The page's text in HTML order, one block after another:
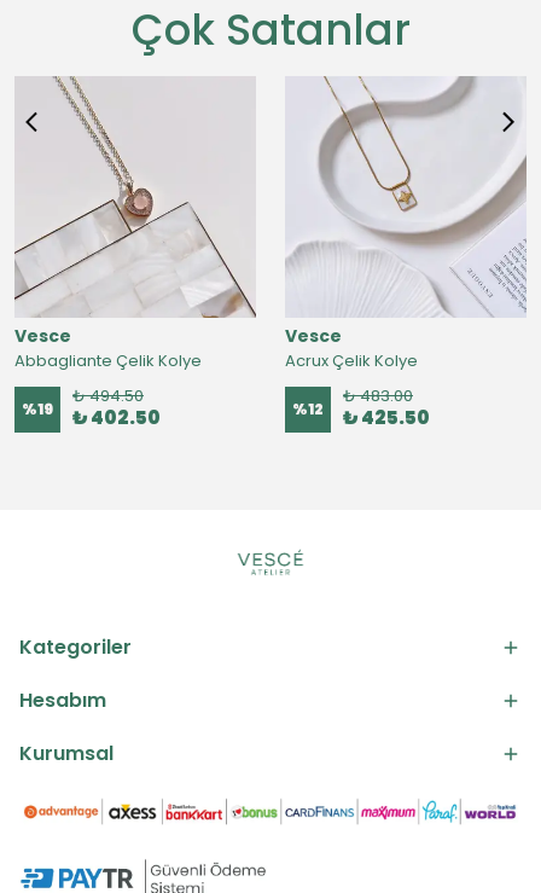
Çok Satanlar
Vesce
Abbagliante Çelik Kolye
%19
₺ 494.50
₺ 402.50
Vesce
Acrux Çelik Kolye
%12
₺ 483.00
₺ 425.50
Kategoriler
Hesabım
Kurumsal